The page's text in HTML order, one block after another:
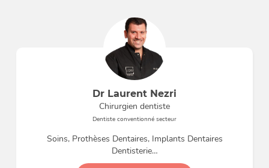
Dr Laurent Nezri
Chirurgien dentiste
Dentiste conventionné secteur
Soins, Prothèses Dentaires, Implants Dentaires
Dentisterie…